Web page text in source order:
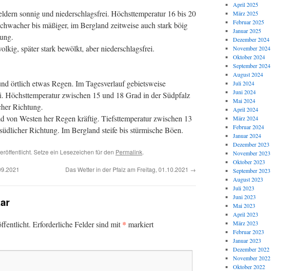
sonnig und niederschlagsfrei. Höchsttemperatur 16 bis 20
bis mäßiger, im Bergland zeitweise auch stark böig
später stark bewölkt, aber niederschlagsfrei.
örtlich etwas Regen. Im Tagesverlauf gebietsweise
Höchsttemperatur zwischen 15 und 18 Grad in der Südpfalz
Richtung.
von Westen her Regen kräftig. Tiefsttemperatur zwischen 13
Richtung. Im Bergland steife bis stürmische Böen.
Setze ein Lesezeichen für den Permalink.
Das Wetter in der Pfalz am Freitag, 01.10.2021 →
Erforderliche Felder sind mit* markiert
April 2025
März 2025
Februar 2025
Januar 2025
Dezember 2024
November 2024
Oktober 2024
September 2024
August 2024
Juli 2024
Juni 2024
Mai 2024
April 2024
März 2024
Februar 2024
Januar 2024
Dezember 2023
November 2023
Oktober 2023
September 2023
August 2023
Juli 2023
Juni 2023
Mai 2023
April 2023
März 2023
Februar 2023
Januar 2023
Dezember 2022
November 2022
Oktober 2022